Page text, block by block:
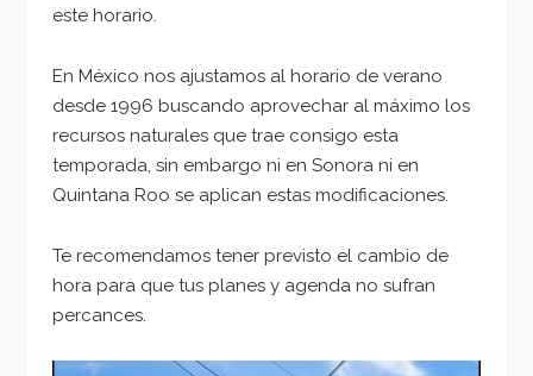
este horario.
En México nos ajustamos al horario de verano
desde 1996 buscando aprovechar al máximo los
recursos naturales que trae consigo esta
temporada, sin embargo ni en Sonora ni en
Quintana Roo se aplican estas modificaciones.
Te recomendamos tener previsto el cambio de
hora para que tus planes y agenda no sufran
percances.